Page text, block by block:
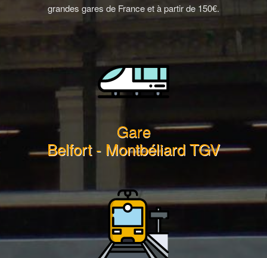
grandes gares de France et à partir de 150€.
Gare
Belfort - Montbéliard TGV